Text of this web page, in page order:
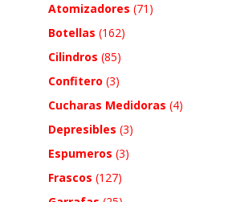
Atomizadores (71)
Botellas (162)
Cilindros (85)
Confitero (3)
Cucharas Medidoras (4)
Depresibles (3)
Espumeros (3)
Frascos (127)